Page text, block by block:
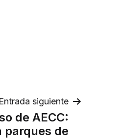
Entrada siguiente
de AECC:
parques de